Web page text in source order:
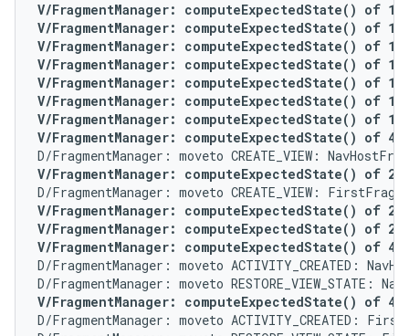
V/FragmentManager: computeExpectedState() of 1
V/FragmentManager: computeExpectedState() of 1
V/FragmentManager: computeExpectedState() of 1
V/FragmentManager: computeExpectedState() of 1
V/FragmentManager: computeExpectedState() of 1
V/FragmentManager: computeExpectedState() of 1
V/FragmentManager: computeExpectedState() of 1
V/FragmentManager: computeExpectedState() of 4
V/FragmentManager: computeExpectedState() of 2
V/FragmentManager: computeExpectedState() of 2
V/FragmentManager: computeExpectedState() of 2
V/FragmentManager: computeExpectedState() of 4
D/FragmentManager: moveto ACTIVITY_CREATED:
V/FragmentManager: computeExpectedState() of 4
D/FragmentManager: moveto ACTIVITY_CREATED: